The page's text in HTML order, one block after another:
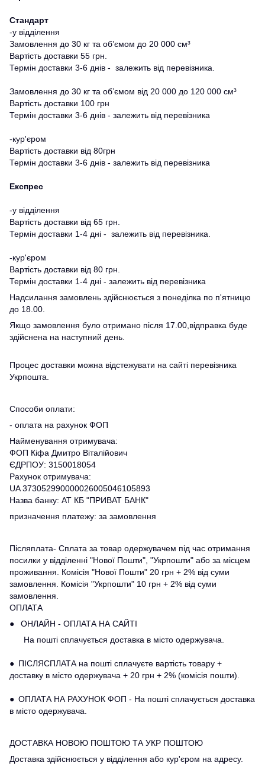
Стандарт
-у відділення
Замовлення до 30 кг та об’ємом до 20 000 см³
Вартість доставки 55 грн.
Термін доставки 3-6 днів - залежить від перевізника.
Замовлення до 30 кг та об’ємом від 20 000 до 120 000 см³
Вартість доставки 100 грн
Термін доставки 3-6 днів - залежить від перевізника
-кур'єром
Вартість доставки від 80грн
Термін доставки 3-6 днів - залежить від перевізника
Експрес
-у відділення
Вартість доставки від 65 грн.
Термін доставки 1-4 дні - залежить від перевізника.
-кур'єром
Вартість доставки від 80 грн.
Термін доставки 1-4 дні - залежить від перевізника
Надсилання замовлень здійснюється з понеділка по п'ятницю
до 18.00.
Якщо замовлення було отримано після 17.00,відправка буде
здійснена на наступний день.
Процес доставки можна відстежувати на сайті перевізника
Укрпошта.
Способи оплати:
- оплата на рахунок ФОП
Найменування отримувача:
ФОП Кіфа Дмитро Віталійович
ЄДРПОУ: 3150018054
Рахунок отримувача:
UA 373052990000026005046105893
Назва банку: АТ КБ "ПРИВАТ БАНК"
призначення платежу: за замовлення
Післяплата- Сплата за товар одержувачем під час отримання
посилки у відділенні "Нової Пошти", "Укрпошти" або за місцем
проживання. Комісія "Нової Пошти" 20 грн + 2% від суми
замовлення. Комісія "Укрпошти" 10 грн + 2% від суми
замовлення.
ОПЛАТА
● ОНЛАЙН - ОПЛАТА НА САЙТІ
На пошті сплачується доставка в місто одержувача.
● ПІСЛЯСПЛАТА на пошті сплачуєте вартість товару +
доставку в місто одержувача + 20 грн + 2% (комісія пошти).
● ОПЛАТА НА РАХУНОК ФОП - На пошті сплачується доставка
в місто одержувача.
ДОСТАВКА НОВОЮ ПОШТОЮ ТА УКР ПОШТОЮ
Доставка здійснюється у відділення або кур'єром на адресу.